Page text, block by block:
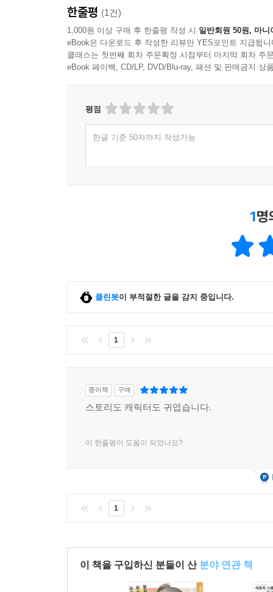
한줄평 (1건)
1,000원 이상 구매 후 한줄평 작성 시 일반회원 50원, 마니
eBook은 다운로드 후 작성한 리뷰만 YES포인트 지급됩니
클래스는 첫번째 회차 주문확정 시점부터 마지막 회차 주
eBook 페이백, CD/LP, DVD/Blu-ray, 패션 및 판매금지 상
평점
한글 기준 50자까지 작성가능
1명
클린봇이 부적절한 글을 감지 중입니다.
1
종이책 구매
스토리도 캐릭터도 귀엽습니다.
이 한줄평이 도움이 되었나요?
1
이 책을 구입하신 분들이 산 분야 연관 책